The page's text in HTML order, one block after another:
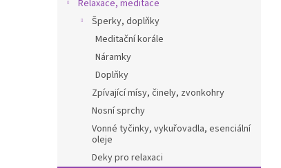
Relaxace, meditace
Šperky, doplňky
Meditační korále
Náramky
Doplňky
Zpívající mísy, činely, zvonkohry
Nosní sprchy
Vonné tyčinky, vykuřovadla, esenciální
oleje
Deky pro relaxaci